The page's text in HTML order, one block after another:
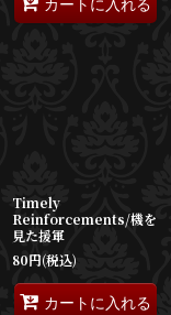
Timely
Reinforcements/機を
見た援軍
80円(税込)
カートに入れる